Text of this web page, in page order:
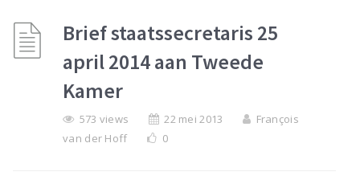
Brief staatssecretaris 25
april 2014 aan Tweede
Kamer
573 views 22 mei 2013
François
van der Hoff
0